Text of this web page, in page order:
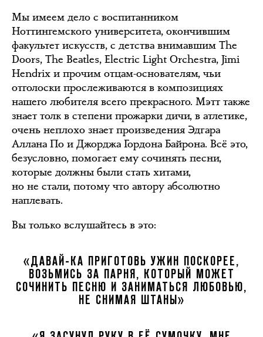
Мы имеем дело с воспитанником
Ноттингемского университета, окончившим
факультет искусств, с детства внимавшим The
Doors, The Beatles, Electric Light Orchestra, Jimi
Hendrix и прочим отцам-основателям, чьи
отголоски прослеживаются в композициях
нашего любителя всего прекрасного. Мэтт также
знает толк в степени прожарки дичи, в атлетике,
очень неплохо знает произведения Эдгара
Аллана По и Джорджа Гордона Байрона. Всё это,
безусловно, помогает ему сочинять песни,
которые должны были стать хитами,
но не стали, потому что автору абсолютно
наплевать.
Вы только вслушайтесь в это:
«ДАВАЙ-КА ПРИГОТОВЬ УЖИН ПОСКОРЕЕ,
ВОЗЬМИСЬ ЗА ПАРНЯ, КОТОРЫЙ МОЖЕТ
СОЧИНИТЬ ПЕСНЮ И ЗАНИМАТЬСЯ ЛЮБОВЬЮ,
НЕ СНИМАЯ ШТАНЫ»